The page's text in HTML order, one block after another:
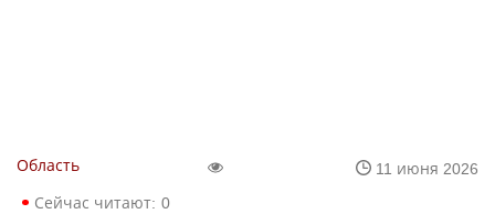
Область
11 июня 2026
Сейчас читают: 0